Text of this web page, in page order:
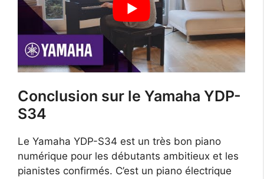
Conclusion sur le Yamaha YDP-
S34
Le Yamaha YDP-S34 est un très bon piano
numérique pour les débutants ambitieux et les
pianistes confirmés. C’est un piano électrique